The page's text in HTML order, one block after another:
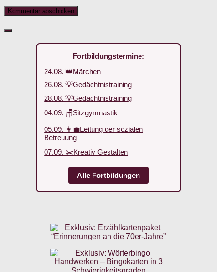
Fortbildungstermine:
24.08. 👑Märchen
26.08. 💡Gedächtnistraining
28.08. 💡Gedächtnistraining
04.09. 🪑Sitzgymnastik
05.09. 👩‍💼Leitung der sozialen
Betreuung
07.09. ✂️Kreativ Gestalten
Alle Fortbildungen